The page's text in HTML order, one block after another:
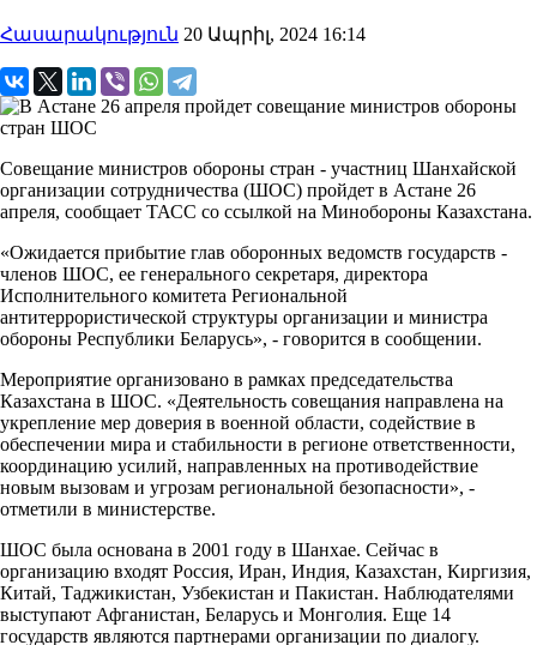
Հասարակություն 20 Ապրիլ, 2024 16:14
Совещание министров обороны стран - участниц Шанхайской
организации сотрудничества (ШОС) пройдет в Астане 26
апреля, сообщает ТАСС со ссылкой на Минобороны Казахстана.
«Ожидается прибытие глав оборонных ведомств государств -
членов ШОС, ее генерального секретаря, директора
Исполнительного комитета Региональной
антитеррористической структуры организации и министра
обороны Республики Беларусь», - говорится в сообщении.
Мероприятие организовано в рамках председательства
Казахстана в ШОС. «Деятельность совещания направлена на
укрепление мер доверия в военной области, содействие в
обеспечении мира и стабильности в регионе ответственности,
координацию усилий, направленных на противодействие
новым вызовам и угрозам региональной безопасности», -
отметили в министерстве.
ШОС была основана в 2001 году в Шанхае. Сейчас в
организацию входят Россия, Иран, Индия, Казахстан, Киргизия,
Китай, Таджикистан, Узбекистан и Пакистан. Наблюдателями
выступают Афганистан, Беларусь и Монголия. Еще 14
государств являются партнерами организации по диалогу.